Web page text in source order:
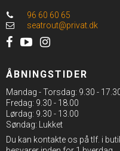
96 60 60 65
seatrout@privat.dk
ÅBNINGSTIDER
Mandag - Torsdag: 9.30 -
Fredag: 9.30 - 18.00
Lørdag: 9.30 - 13.00
Søndag: Lukket
Du kan kontakte os på tlf. i